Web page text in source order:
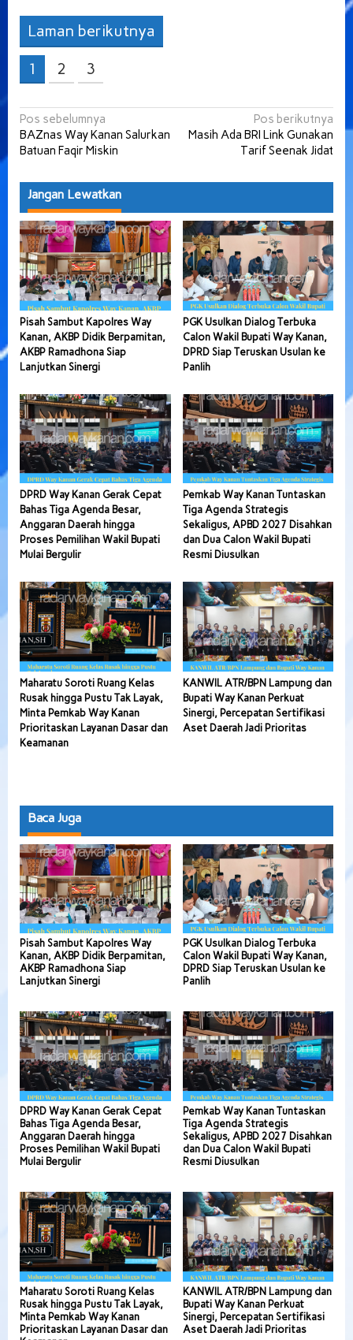
Laman berikutnya
1
2 3
Navigasi
pos
Pos sebelumnya
BAZnas Way Kanan Salurkan
Batuan Faqir Miskin
Pos berikutnya
Masih Ada BRI Link Gunakan
Tarif Seenak Jidat
Jangan Lewatkan
Pisah Sambut Kapolres Way
Kanan, AKBP Didik Berpamitan,
AKBP Ramadhona Siap
Lanjutkan Sinergi
PGK Usulkan Dialog Terbuka
Calon Wakil Bupati Way Kanan,
DPRD Siap Teruskan Usulan ke
Panlih
DPRD Way Kanan Gerak Cepat
Bahas Tiga Agenda Besar,
Anggaran Daerah hingga
Proses Pemilihan Wakil Bupati
Mulai Bergulir
Pemkab Way Kanan Tuntaskan
Tiga Agenda Strategis
Sekaligus, APBD 2027 Disahkan
dan Dua Calon Wakil Bupati
Resmi Diusulkan
Maharatu Soroti Ruang Kelas
Rusak hingga Pustu Tak Layak,
Minta Pemkab Way Kanan
Prioritaskan Layanan Dasar dan
Keamanan
KANWIL ATR/BPN Lampung dan
Bupati Way Kanan Perkuat
Sinergi, Percepatan Sertifikasi
Aset Daerah Jadi Prioritas
Baca Juga
Pisah Sambut Kapolres Way
Kanan, AKBP Didik Berpamitan,
AKBP Ramadhona Siap
Lanjutkan Sinergi
PGK Usulkan Dialog Terbuka
Calon Wakil Bupati Way Kanan,
DPRD Siap Teruskan Usulan ke
Panlih
DPRD Way Kanan Gerak Cepat
Bahas Tiga Agenda Besar,
Anggaran Daerah hingga
Proses Pemilihan Wakil Bupati
Mulai Bergulir
Pemkab Way Kanan Tuntaskan
Tiga Agenda Strategis
Sekaligus, APBD 2027 Disahkan
dan Dua Calon Wakil Bupati
Resmi Diusulkan
Maharatu Soroti Ruang Kelas
Rusak hingga Pustu Tak Layak,
Minta Pemkab Way Kanan
Prioritaskan Layanan Dasar dan
KANWIL ATR/BPN Lampung dan
Bupati Way Kanan Perkuat
Sinergi, Percepatan Sertifikasi
Aset Daerah Jadi Prioritas